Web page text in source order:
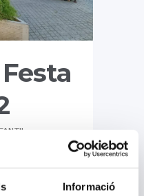
Informació
Festa
aspectes del